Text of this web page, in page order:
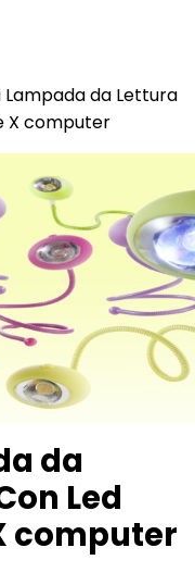
Lampada da Lettura
X computer
da
Led
computer